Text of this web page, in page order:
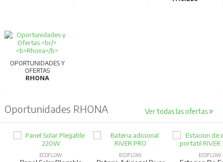
OPORTUNIDADES Y
OFERTAS
RHONA
Oportunidades RHONA Ver todas las ofertas
ECOFLOW ECOFLOW ECOFLOW